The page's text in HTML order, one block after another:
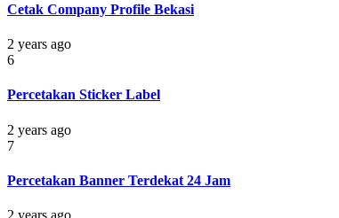
Cetak Company Profile Bekasi
2 years ago
6
Percetakan Sticker Label
2 years ago
7
Percetakan Banner Terdekat 24 Jam